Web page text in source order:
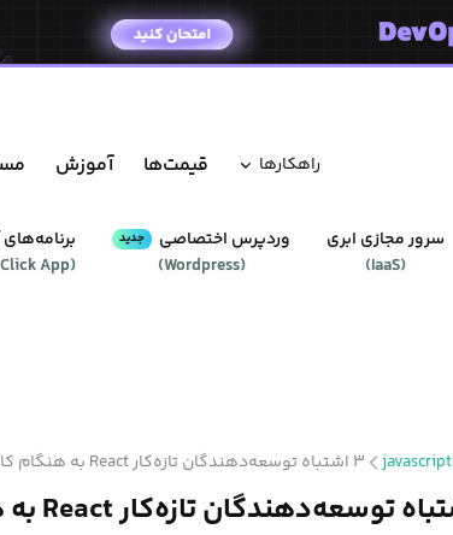
راهکار‌ها قیمت‌ها آموزش
(
App
وردپرس‌ اختصاصی جدید
(
Wordpress
)
سرور مجازی ابری
(
IaaS
)
javascript ۳ اشتباه توسعه‌دهندگان تازه‌کار React به هنگام کار با stateها